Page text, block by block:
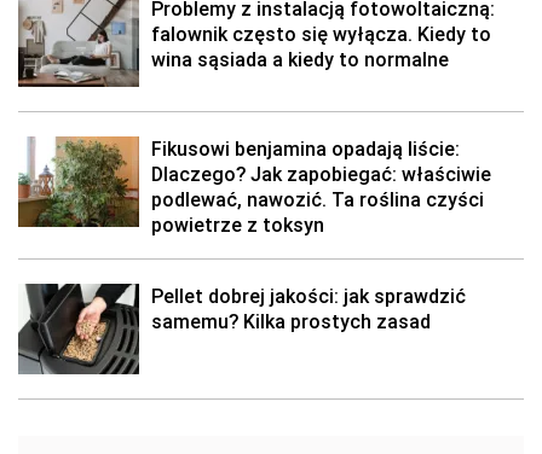
Problemy z instalacją fotowoltaiczną:
falownik często się wyłącza. Kiedy to
wina sąsiada a kiedy to normalne
Fikusowi benjamina opadają liście:
Dlaczego? Jak zapobiegać: właściwie
podlewać, nawozić. Ta roślina czyści
powietrze z toksyn
Pellet dobrej jakości: jak sprawdzić
samemu? Kilka prostych zasad